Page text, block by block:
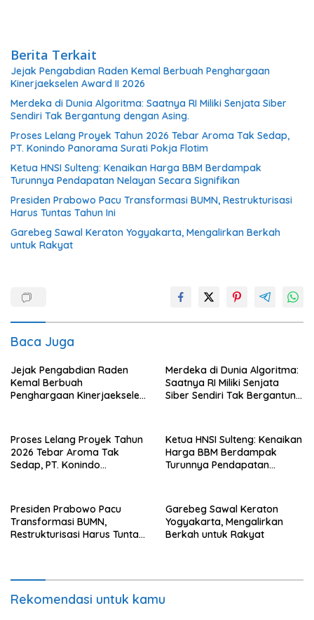
Berita Terkait
Jejak Pengabdian Raden Kemal Berbuah Penghargaan
Kinerjaekselen Award II 2026
Merdeka di Dunia Algoritma: Saatnya RI Miliki Senjata Siber
Sendiri Tak Bergantung dengan Asing.
Proses Lelang Proyek Tahun 2026 Tebar Aroma Tak Sedap,
PT. Konindo Panorama Surati Pokja Flotim
Ketua HNSI Sulteng: Kenaikan Harga BBM Berdampak
Turunnya Pendapatan Nelayan Secara Signifikan
Presiden Prabowo Pacu Transformasi BUMN, Restrukturisasi
Harus Tuntas Tahun Ini
Garebeg Sawal Keraton Yogyakarta, Mengalirkan Berkah
untuk Rakyat
Baca Juga
Jejak Pengabdian Raden
Kemal Berbuah
Penghargaan Kinerjaekselen
Merdeka di Dunia Algoritma:
Saatnya RI Miliki Senjata
Siber Sendiri Tak Bergantung
Proses Lelang Proyek Tahun
2026 Tebar Aroma Tak
Sedap, PT. Konindo
Ketua HNSI Sulteng: Kenaikan
Harga BBM Berdampak
Turunnya Pendapatan
Presiden Prabowo Pacu
Transformasi BUMN,
Restrukturisasi Harus Tuntas
Garebeg Sawal Keraton
Yogyakarta, Mengalirkan
Berkah untuk Rakyat
Rekomendasi untuk kamu